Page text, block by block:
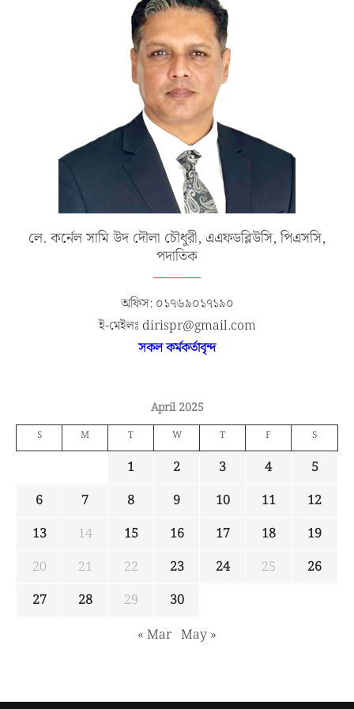
লে. কর্নেল সামি উদ দৌলা চৌধুরী, এএফডব্লিউসি, পিএসসি,
পদাতিক
অফিস: ০১৭৬৯০১৭১৯০
ই-মেইলঃ dirispr@gmail.com
সকল কর্মকর্তাবৃন্দ
April 2025
S M T W T F S
1 2 3 4
5
6
7 8 9 10 11
12
13
14 15 16 17 18
19
20
21 22 23 24 25
26
27
28 29
30
« Mar May »